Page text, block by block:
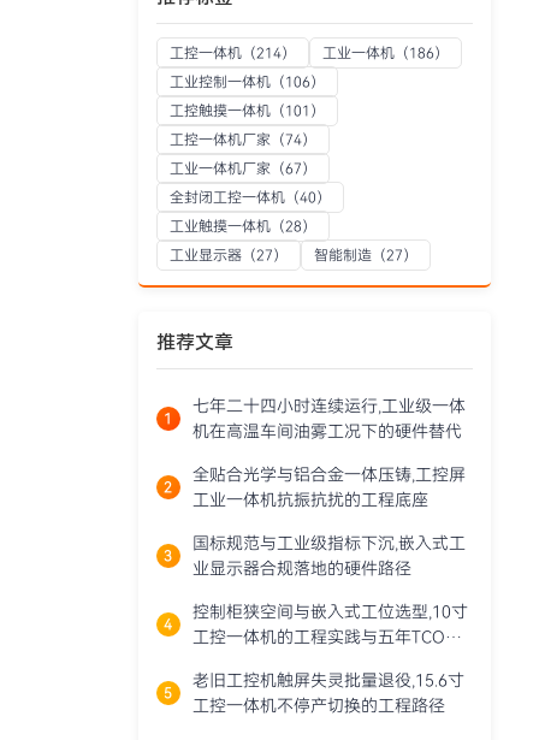
工控一体机（214） 工业一体机（186）
工业控制一体机（106）
工控触摸一体机（101）
工控一体机厂家 （74）
工业一体机厂家 （67）
全封闭工控一体机（40）
工业触摸一体机（28）
工业显示器（27） 智能制造（27）
推荐文章
七年二十四小时连续运行,工业级一体
机在高温车间油雾工况下的硬件替代
全贴合光学与铝合金一体压铸,工控屏
工业一体机抗振抗扰的工程底座
国标规范与工业级指标下沉,嵌入式工
业显示器合规落地的硬件路径
控制柜狭空间与嵌入式工位选型,10寸
工控一体机的工程实践与五年TCO拆
老旧工控机触屏失灵批量退役,15.6寸
工控一体机不停产切换的工程路径